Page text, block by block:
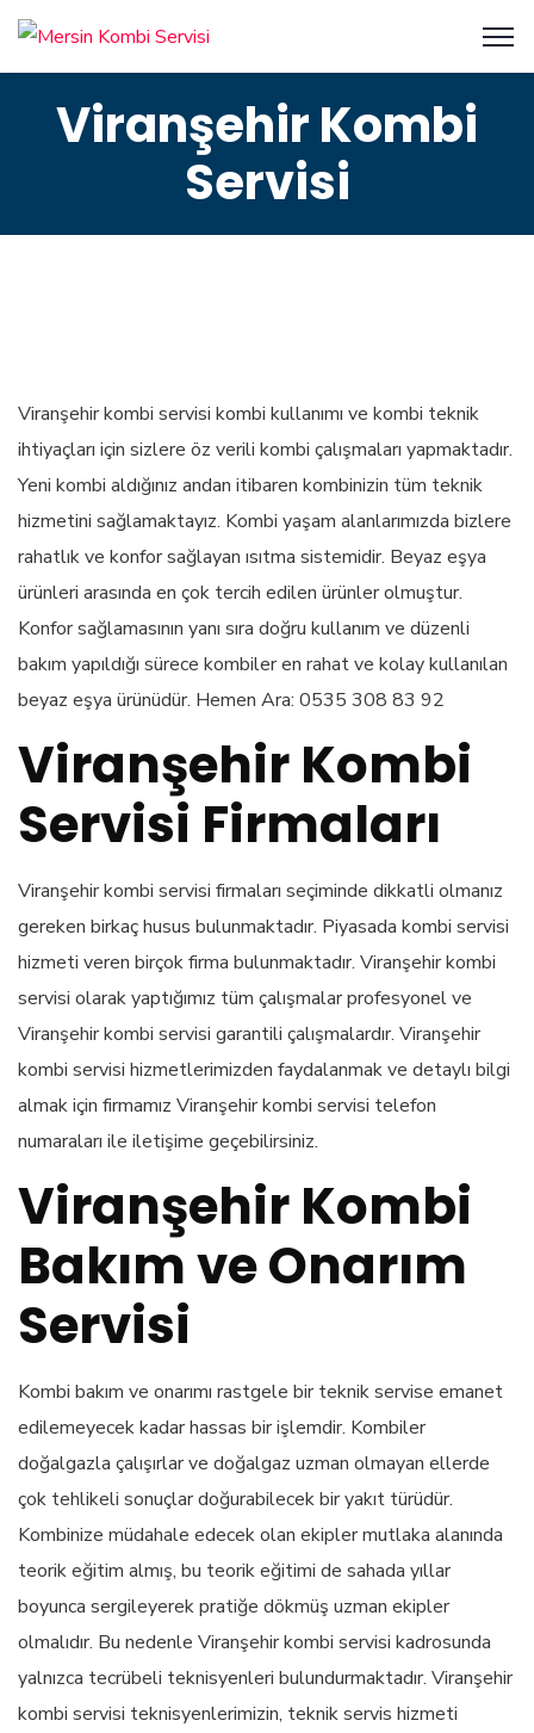
Viranşehir Kombi
Servisi
Viranşehir kombi servisi kombi kullanımı ve kombi teknik
ihtiyaçları için sizlere öz verili kombi çalışmaları yapmaktadır.
Yeni kombi aldığınız andan itibaren kombinizin tüm teknik
hizmetini sağlamaktayız. Kombi yaşam alanlarımızda bizlere
rahatlık ve konfor sağlayan ısıtma sistemidir. Beyaz eşya
ürünleri arasında en çok tercih edilen ürünler olmuştur.
Konfor sağlamasının yanı sıra doğru kullanım ve düzenli
bakım yapıldığı sürece kombiler en rahat ve kolay kullanılan
beyaz eşya ürünüdür. Hemen Ara: 0535 308 83 92
Viranşehir Kombi
Servisi Firmaları
Viranşehir kombi servisi firmaları seçiminde dikkatli olmanız
gereken birkaç husus bulunmaktadır. Piyasada kombi servisi
hizmeti veren birçok firma bulunmaktadır. Viranşehir kombi
servisi olarak yaptığımız tüm çalışmalar profesyonel ve
Viranşehir kombi servisi garantili çalışmalardır. Viranşehir
kombi servisi hizmetlerimizden faydalanmak ve detaylı bilgi
almak için firmamız Viranşehir kombi servisi telefon
numaraları ile iletişime geçebilirsiniz.
Viranşehir Kombi
Bakım ve Onarım
Servisi
Kombi bakım ve onarımı rastgele bir teknik servise emanet
edilemeyecek kadar hassas bir işlemdir. Kombiler
doğalgazla çalışırlar ve doğalgaz uzman olmayan ellerde
çok tehlikeli sonuçlar doğurabilecek bir yakıt türüdür.
Kombinize müdahale edecek olan ekipler mutlaka alanında
teorik eğitim almış, bu teorik eğitimi de sahada yıllar
boyunca sergileyerek pratiğe dökmüş uzman ekipler
olmalıdır. Bu nedenle Viranşehir kombi servisi kadrosunda
yalnızca tecrübeli teknisyenleri bulundurmaktadır. Viranşehir
kombi servisi teknisyenlerimizin, teknik servis hizmeti